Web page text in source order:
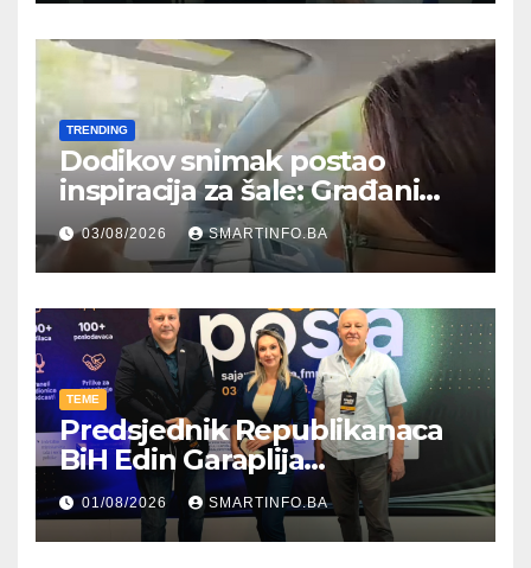
TRENDING
Dodikov snimak postao
inspiracija za šale: Građani
kroz parodiju poslali poruku
03/08/2026 SMARTINFO.BA
TEME
Predsjednik Republikanaca
BiH Edin Garaplija
prisustvovao prezentaciji
Federalnog sajma
zapošljavanja
01/08/2026 SMARTINFO.BA